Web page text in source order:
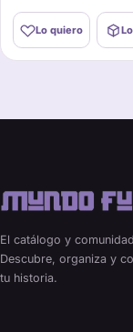
Lo quiero
El catálogo y
Descubre, organiza y
tu historia.